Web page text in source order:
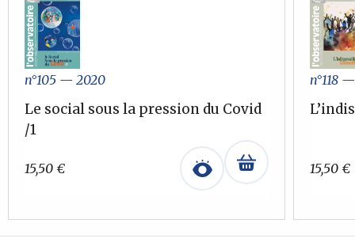
n°105 — 2020
Le social sous la pression du Covid
/1
15,50 €
n°118
15,50 €